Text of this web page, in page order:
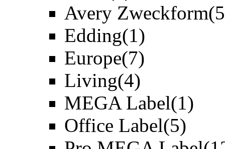
Avery Zweckform
Edding(1)
Europe(7)
Living(4)
MEGA Label(1)
Office Label(5)